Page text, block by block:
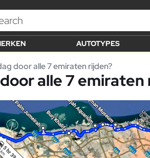
AUTOTYPES
door alle 7 emiraten rijden?
alle 7 emiraten